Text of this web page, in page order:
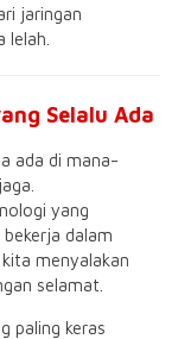
jaringan
lelah.
Selalu Ada
ada di mana-
yang
dalam
menyalakan
selamat.
paling keras